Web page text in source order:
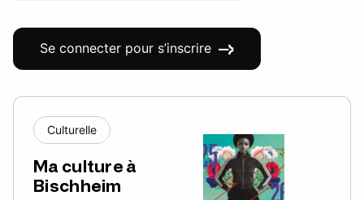
Se connecter pour s’inscrire
Culturelle
Ma culture à
Bischheim